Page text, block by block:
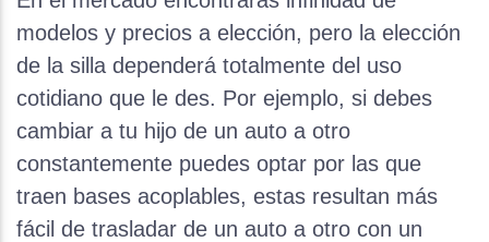
modelos y precios a elección, pero la elección
de la silla dependerá totalmente del uso
cotidiano que le des. Por ejemplo, si debes
cambiar a tu hijo de un auto a otro
constantemente puedes optar por las que
traen bases acoplables, estas resultan más
fácil de trasladar de un auto a otro con un